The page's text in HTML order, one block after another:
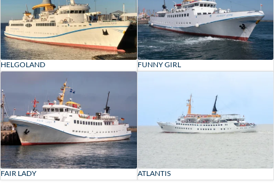
HELGOLAND FUNNY GIRL
FAIR LADY ATLANTIS